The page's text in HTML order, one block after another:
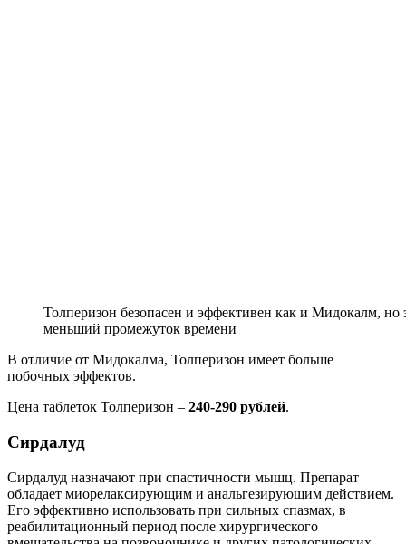
Толперизон безопасен и эффективен как и Мидокалм, но
меньший промежуток времени
В отличие от Мидокалма, Толперизон имеет больше
побочных эффектов.
Цена таблеток Толперизон – 240-290 рублей.
Сирдалуд
Сирдалуд назначают при спастичности мышц. Препарат
обладает миорелаксирующим и анальгезирующим действием.
Его эффективно использовать при сильных спазмах, в
реабилитационный период после хирургического